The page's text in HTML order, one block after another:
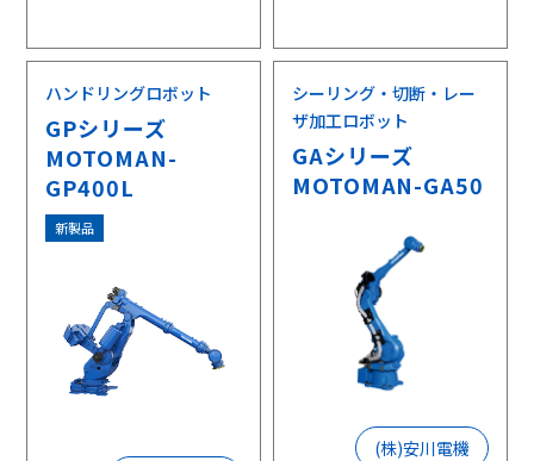
ハンドリングロボット
GPシリーズ
MOTOMAN-
GP400L
新製品
シーリング・切断・レー
ザ加工ロボット
GAシリーズ
MOTOMAN-GA50
(株)安川電機